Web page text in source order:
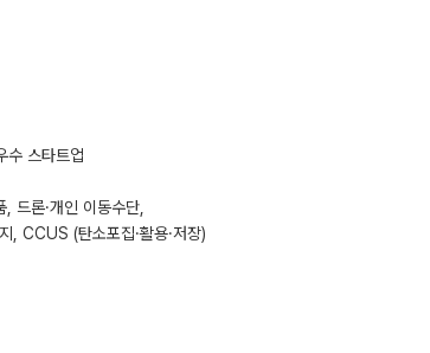
수 스타트업
드론·개인 이동수단,
, CCUS (탄소포집·활용·저장)